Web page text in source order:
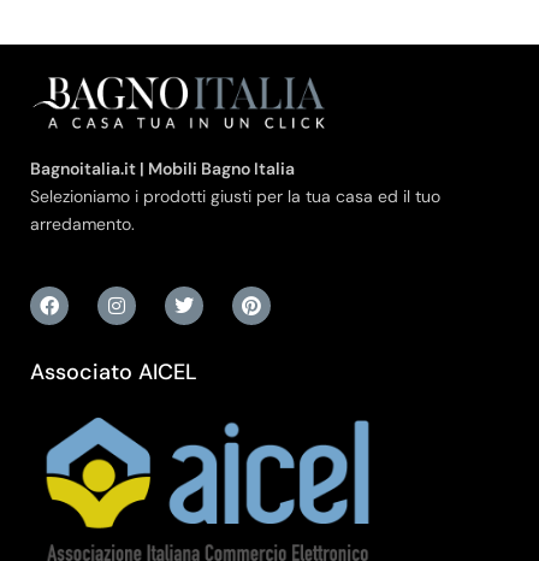
Bagnoitalia.it | Mobili Bagno Italia
Selezioniamo i prodotti giusti per la tua casa ed il tuo
arredamento.
Associato AICEL